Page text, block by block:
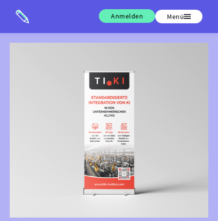
Anmelden Menü